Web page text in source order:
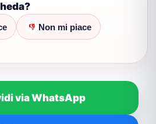
👎 Non mi piace
via WhatsApp